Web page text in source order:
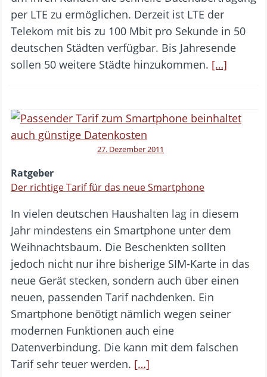
per LTE zu ermöglichen. Derzeit ist LTE der
Telekom mit bis zu 100 Mbit pro Sekunde in 50
deutschen Städten verfügbar. Bis Jahresende
sollen 50 weitere Städte hinzukommen. […]
27. Dezember 2011
Ratgeber
Der richtige Tarif für das neue Smartphone
In vielen deutschen Haushalten lag in diesem
Jahr mindestens ein Smartphone unter dem
Weihnachtsbaum. Die Beschenkten sollten
jedoch nicht nur ihre bisherige SIM-Karte in das
neue Gerät stecken, sondern auch über einen
neuen, passenden Tarif nachdenken. Ein
Smartphone benötigt nämlich wegen seiner
modernen Funktionen auch eine
Datenverbindung. Die kann mit dem falschen
Tarif sehr teuer werden. […]